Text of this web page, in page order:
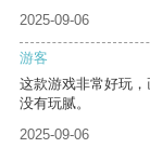
2025-09-06
游客
这款游戏非常好玩
没有玩腻。
2025-09-06